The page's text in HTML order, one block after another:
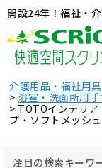
開設24年！福祉・
介護用品・福祉用
浴室・洗面所用手
TOTOインテリア
プ・ソフトメッシ
注目の検索キーワ